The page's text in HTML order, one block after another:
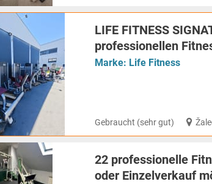
LIFE FITNESS
professionellen
Marke: Life Fitness
Gebraucht (sehr gut)
22 professionelle
oder Einzelverkauf